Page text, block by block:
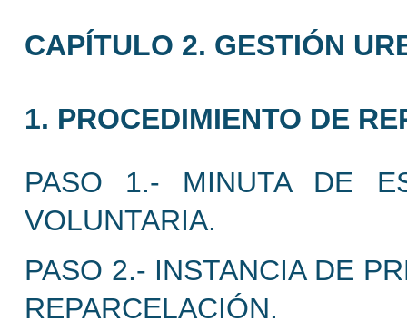
CAPÍTULO 2. GESTIÓN
1. PROCEDIMIENTO DE
PASO 1.- MINUTA DE
VOLUNTARIA.
PASO 2.- INSTANCIA DE
REPARCELACIÓN.